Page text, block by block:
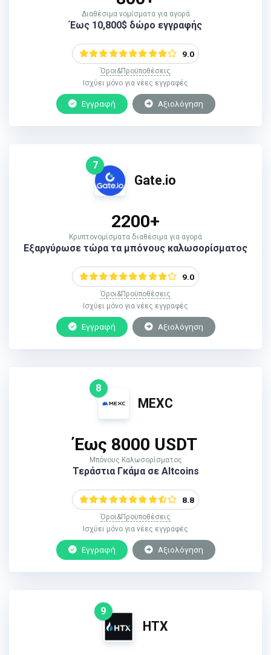
Διαθέσιμα νομίσματα για αγορά
Έως 10,800$ δώρο εγγραφής
9.0
Όροι&Προϋποθέσεις
Ισχύει μόνο για νέες εγγραφές
Εγγραφή Αξιολόγηση
7
Gate.io
2200+
Κρυπτονομίσματα διαθέσιμα για αγορά
Εξαργύρωσε τώρα τα μπόνους καλωσορίσματος
9.0
Όροι&Προϋποθέσεις
Ισχύει μόνο για νέες εγγραφές
Εγγραφή Αξιολόγηση
8
MEXC
Έως 8000 USDT
Μπόνους Καλωσορίσματος
Τεράστια Γκάμα σε Altcoins
8.8
Όροι&Προϋποθέσεις
Ισχύει μόνο για νέες εγγραφές
Εγγραφή Αξιολόγηση
9
HTX